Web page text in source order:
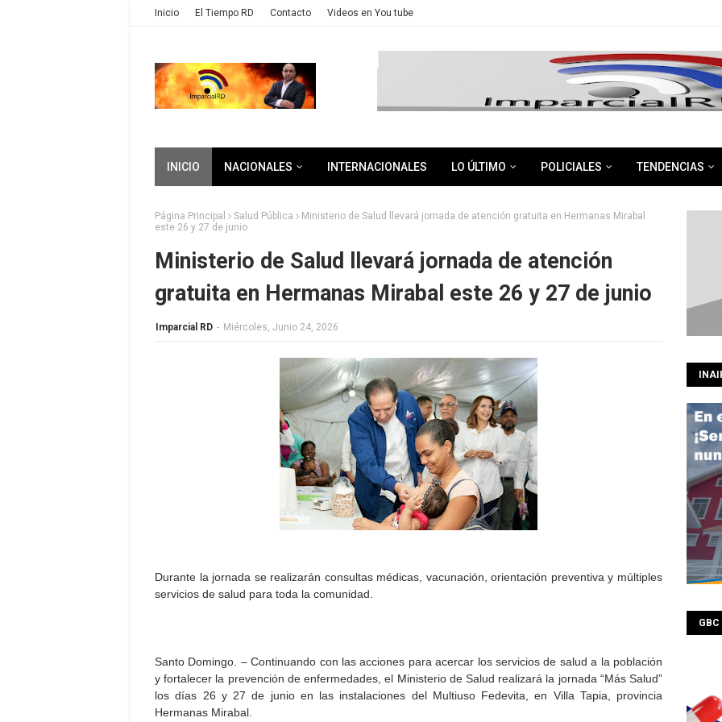
Inicio El Tiempo RD Contacto Videos en You tube
INICIO NACIONALES INTERNACIONALES LO ÚLTIMO POLICIALES TENDENCIAS
Página Principal Salud Pública
Ministerio de Salud llevará jornada de atención gratuita en Hermanas Mirabal
este 26 y 27 de junio
Ministerio de Salud llevará jornada de atención
gratuita en Hermanas Mirabal este 26 y 27 de junio
Imparcial RD - Miércoles, Junio 24, 2026
Durante la jornada se realizarán consultas médicas, vacunación, orientación preventiva y múltiples
servicios de salud para toda la comunidad.
Santo Domingo. – Continuando con las acciones para acercar los servicios de salud a la población
y fortalecer la prevención de enfermedades, el Ministerio de Salud realizará la jornada “Más Salud”
los días 26 y 27 de junio en las instalaciones del Multiuso Fedevita, en Villa Tapia, provincia
Hermanas Mirabal.
GBC